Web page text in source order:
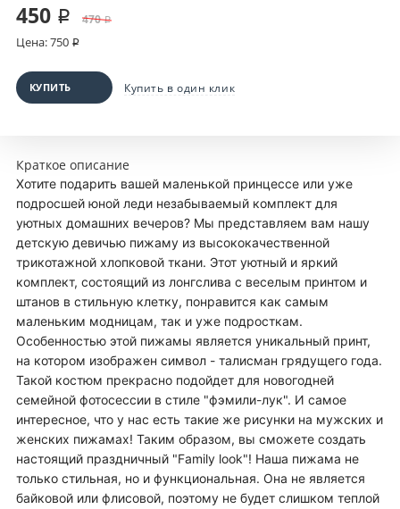
450 ₽ 470 ₽
Цена: 750 ₽
КУПИТЬ Купить в один клик
Краткое описание
Хотите подарить вашей маленькой принцессе или уже
подросшей юной леди незабываемый комплект для
уютных домашних вечеров? Мы представляем вам нашу
детскую девичью пижаму из высококачественной
трикотажной хлопковой ткани. Этот уютный и яркий
комплект, состоящий из лонгслива с веселым принтом и
штанов в стильную клетку, понравится как самым
маленьким модницам, так и уже подросткам.
Особенностью этой пижамы является уникальный принт,
на котором изображен символ - талисман грядущего года.
Такой костюм прекрасно подойдет для новогодней
семейной фотосессии в стиле "фэмили-лук". И самое
интересное, что у нас есть такие же рисунки на мужских и
женских пижамах! Таким образом, вы сможете создать
настоящий праздничный "Family look"! Наша пижама не
только стильная, но и функциональная. Она не является
байковой или флисовой, поэтому не будет слишком теплой